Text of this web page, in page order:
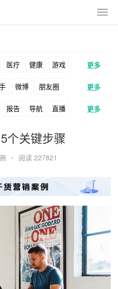
医疗 健康 游戏
家装 教育 婚纱
文娱 跨境 科技
产
更多
微博 朋友圈
书 头条 知乎
搜狗 爱奇艺 美柚
谷歌 Facebook
Yahoo Bing
更多
报告 导航 直播
电商 私域 社群
方案 策划 案例
用户 海外
更多
个关键步骤
• 阅读 227821